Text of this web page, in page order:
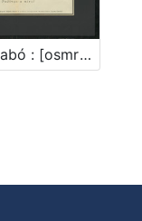
Gjuro Szabó : [osmrtnica]